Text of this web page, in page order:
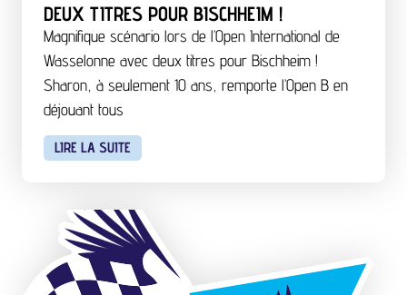
DEUX TITRES POUR BISCHHEIM !
Magnifique scénario lors de l’Open International de
Wasselonne avec deux titres pour Bischheim !
Sharon, à seulement 10 ans, remporte l’Open B en
déjouant tous
LIRE LA SUITE